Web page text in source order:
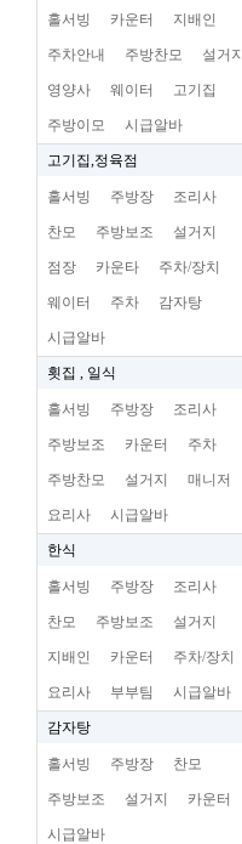
홀서빙 카운터 지배인
주차안내 주방찬모 설거지
영양사 웨이터 고기집
주방이모 시급알바
고기집,정육점
홀서빙 주방장 조리사
찬모 주방보조 설거지
점장 카운타 주차/장치
웨이터 주차 감자탕
시급알바
횟집 , 일식
홀서빙 주방장 조리사
주방보조 카운터 주차
주방찬모 설거지 매니저
요리사 시급알바
한식
홀서빙 주방장 조리사
찬모 주방보조 설거지
지배인 카운터 주차/장치
요리사 부부팀 시급알바
감자탕
홀서빙 주방장 찬모
주방보조 설거지 카운터
시급알바